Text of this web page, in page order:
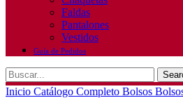
Faldas
Pantalones
Vestidos
Guía de Pedidos
Inicio Catálogo Completo Bolsos